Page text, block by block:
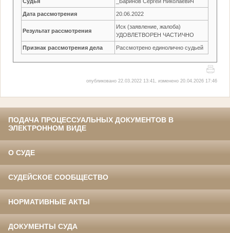
Дата рассмотрения 20.06.2022
Результат рассмотрения
Иск (заявление, жалоба)
УДОВЛЕТВОРЕН ЧАСТИЧНО
Признак рассмотрения дела Рассмотрено единолично судьей
опубликовано 22.03.2022 13:41, изменено 20.04.2026 17:46
ПОДАЧА ПРОЦЕССУАЛЬНЫХ ДОКУМЕНТОВ В
ЭЛЕКТРОННОМ ВИДЕ
О СУДЕ
СУДЕЙСКОЕ СООБЩЕСТВО
НОРМАТИВНЫЕ АКТЫ
ДОКУМЕНТЫ СУДА